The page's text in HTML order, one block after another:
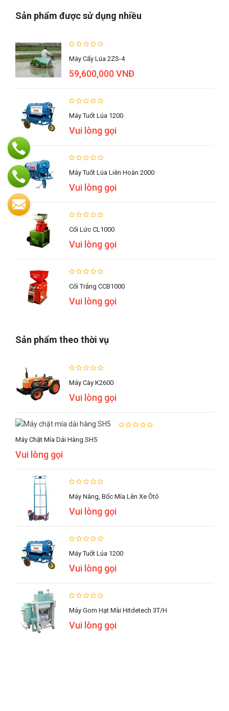
Sản phẩm được sử dụng nhiều
Máy Cấy Lúa 2ZS-4
59,600,000 VNĐ
Máy Tuốt Lúa 1200
Vui lòng gọi
Máy Tuốt Lúa Liên Hoàn 2000
Vui lòng gọi
Cối Lức CL1000
Vui lòng gọi
Cối Trắng CCB1000
Vui lòng gọi
Sản phẩm theo thời vụ
Máy Cày K2600
Vui lòng gọi
Máy Chặt Mía Dải Hàng SH5
Vui lòng gọi
Máy Nâng, Bốc Mía Lên Xe Ôtô
Vui lòng gọi
Máy Tuốt Lúa 1200
Vui lòng gọi
Máy Gom Hạt Mài Hitdetech 3T/h
Vui lòng gọi